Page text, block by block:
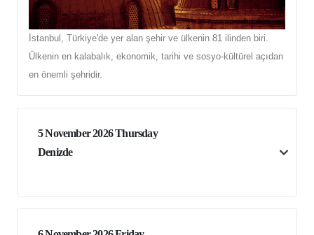
İstanbul, Türkiye'de yer alan şehir ve ülkenin 81 ilinden biri.
Ülkenin en kalabalık, ekonomik, tarihi ve sosyo-kültürel açıdan
en önemli şehridir.
5 November 2026 Thursday
Denizde